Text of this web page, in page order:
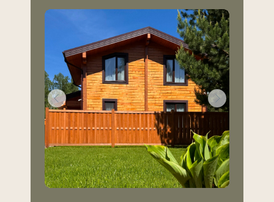
+
Настоящая русская баня с зоной
+
Персональные тренировки и массаж
от опытных специалистов
+
Большая беседка с мангалом
+
Киносеанс под открытым небом
С ДЕТЬМИ